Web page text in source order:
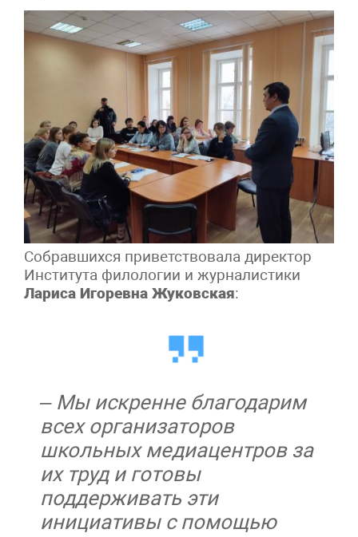
Собравшихся приветствовала директор
Института филологии и журналистики
Лариса Игоревна Жуковская:
– Мы искренне благодарим
всех организаторов
школьных медиацентров за
их труд и готовы
поддерживать эти
инициативы с помощью